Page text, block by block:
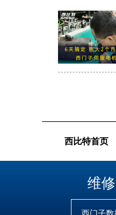
西比特首页
维